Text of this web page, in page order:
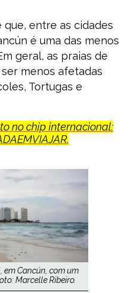
entre as cidades
é uma das menos
geral, as praias de
menos afetadas
Tortugas e
no chip internacional:
em Cancún, com um
Marcelle Ribeiro.